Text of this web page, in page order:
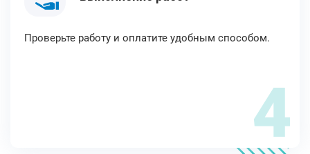
Проверьте работу и оплатите удобным способом.
4